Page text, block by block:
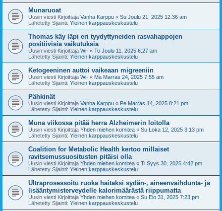
Munaruoat
Uusin viesti Kirjoittaja Vanha Karppu « Su Joulu 21, 2025 12:36 am
Lähetetty Sijainti: Yleinen karppauskeskustelu
Thomas käy läpi eri tyydyttyneiden rasvahappojen
positiivisia vaikutuksia
Uusin viesti Kirjoittaja Wi- « To Joulu 11, 2025 6:27 am
Lähetetty Sijainti: Yleinen karppauskeskustelu
Ketogeeninen auttoi vaikeaan migreeniin
Uusin viesti Kirjoittaja Wi- « Ma Marras 24, 2025 7:55 am
Lähetetty Sijainti: Yleinen karppauskeskustelu
Pähkinät
Uusin viesti Kirjoittaja Vanha Karppu « Pe Marras 14, 2025 8:21 pm
Lähetetty Sijainti: Yleinen karppauskeskustelu
Muna viikossa pitää herra Alzheimerin loitolla
Uusin viesti Kirjoittaja Yhden miehen komitea « Su Loka 12, 2025 3:13 pm
Lähetetty Sijainti: Yleinen karppauskeskustelu
Coalition for Metabolic Health kertoo millaiset
ravitsemussuositusten pitäisi olla
Uusin viesti Kirjoittaja Yhden miehen komitea « Ti Syys 30, 2025 4:42 pm
Lähetetty Sijainti: Yleinen karppauskeskustelu
Ultraprosessoitu ruoka haitaksi sydän-, aineenvaihdunta- ja
lisääntymisterveydelle kalorimäärästä riippumatta
Uusin viesti Kirjoittaja Yhden miehen komitea « Su Elo 31, 2025 7:23 pm
Lähetetty Sijainti: Yleinen karppauskeskustelu